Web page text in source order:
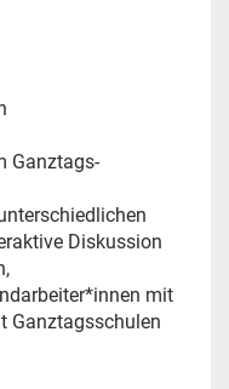
Ganztags-
Diskussion
mit
Ganztagsschulen